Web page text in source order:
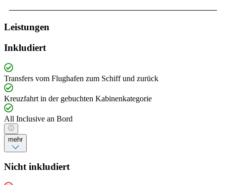
Leistungen
Inkludiert
Transfers vom Flughafen zum Schiff und zurück
Kreuzfahrt in der gebuchten Kabinenkategorie
All Inclusive an Bord
mehr
Nicht inkludiert